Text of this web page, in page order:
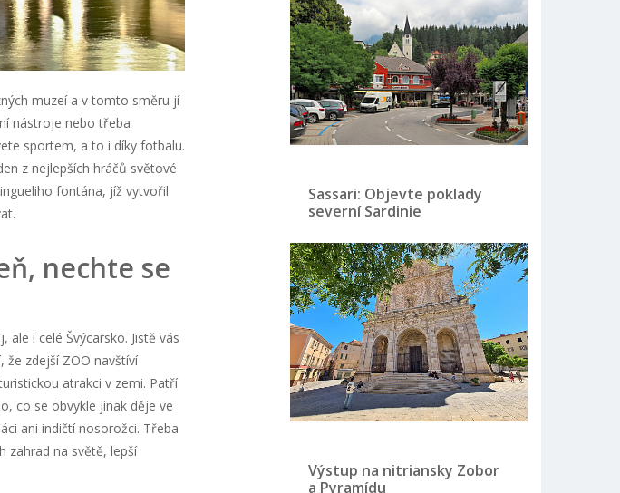
muzeí a v tomto směru jí
nástroje nebo třeba
sportem, a to i díky fotbalu.
z nejlepších hráčů světové
fontána, jíž vytvořil
nechte se
i celé Švýcarsko. Jistě vás
zdejší ZOO navštíví
atrakci v zemi. Patří
co se obvykle jinak děje ve
ani indičtí nosorožci. Třeba
zahrad na světě, lepší
Sassari: Objevte poklady
severní Sardinie
Výstup na nitriansky Zobor
a Pyramídu